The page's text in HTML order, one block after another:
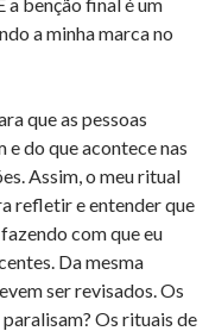
a minha marca no
que as pessoas
do que acontece nas
Assim, o meu ritual
refletir e entender que
com que eu
Da mesma
ser revisados. Os
Os rituais de